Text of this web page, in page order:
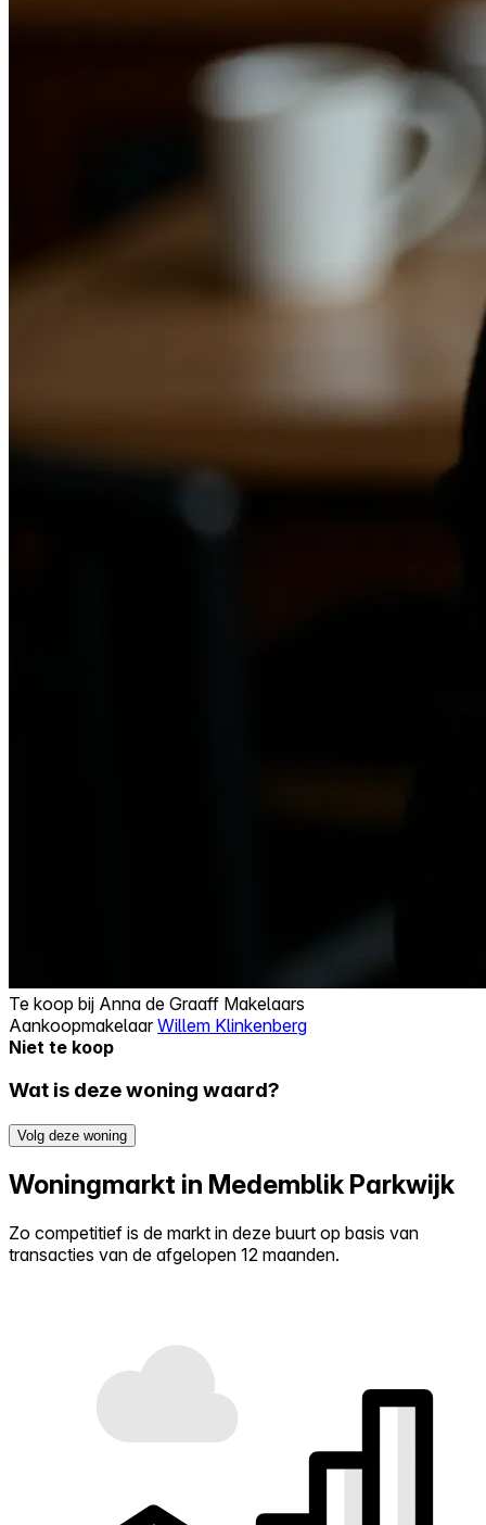
Te koop bij Anna de Graaff Makelaars
AankoopmakelaarWillem Klinkenberg
Niet te koop
Wat is deze woning waard?
Volg deze woning
Woningmarkt in Medemblik Parkwijk
Zo competitief is de markt in deze buurt op basis van
transacties van de afgelopen 12 maanden.